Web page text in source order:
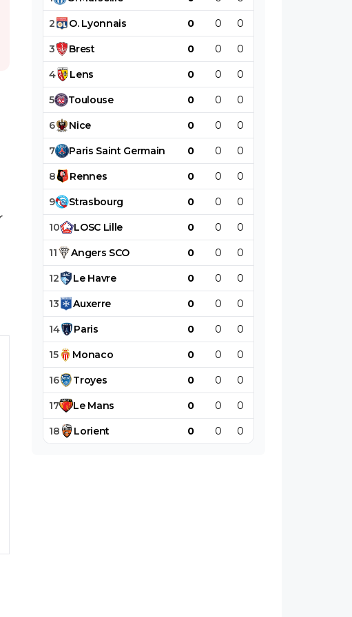
2 O. Lyonnais 0 0 0
3 Brest 0 0 0
4 Lens 0 0 0
5 Toulouse 0 0 0
6 Nice 0 0 0
7 Paris Saint Germain 0 0 0
8 Rennes 0 0 0
9 Strasbourg 0 0 0
10 LOSC Lille 0 0 0
11 Angers SCO 0 0 0
12 Le Havre 0 0 0
13 Auxerre 0 0 0
14 Paris 0 0 0
15 Monaco 0 0 0
16 Troyes 0 0 0
17 Le Mans 0 0 0
18 Lorient 0 0 0